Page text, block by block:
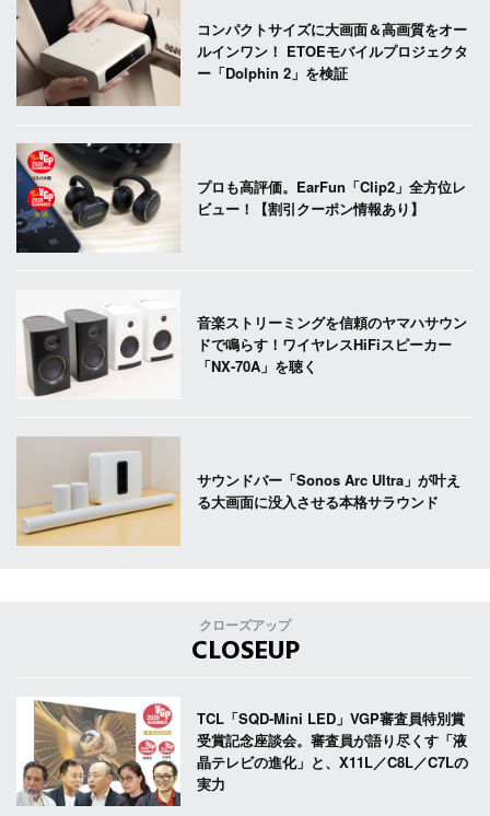
コンパクトサイズに大画面＆高画質をオー
ルインワン！ ETOEモバイルプロジェクタ
ー「Dolphin 2」を検証
プロも高評価。EarFun「Clip2」全方位レ
ビュー！【割引クーポン情報あり】
音楽ストリーミングを信頼のヤマハサウン
ドで鳴らす！ワイヤレスHiFiスピーカー
「NX-70A」を聴く
サウンドバー「Sonos Arc Ultra」が叶え
る大画面に没入させる本格サラウンド
クローズアップ
CLOSEUP
TCL「SQD-Mini LED」VGP審査員特別賞
受賞記念座談会。審査員が語り尽くす「液
晶テレビの進化」と、X11L／C8L／C7Lの
実力